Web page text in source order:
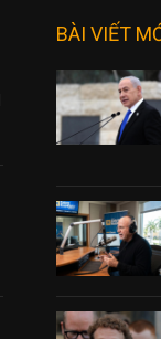
BÀI VIẾT